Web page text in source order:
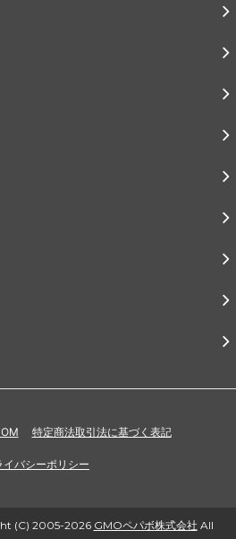
特定商法取引法に基づく表記
イバシーポリシー
(C) 2005-2026 GMOペパボ株式会社 All